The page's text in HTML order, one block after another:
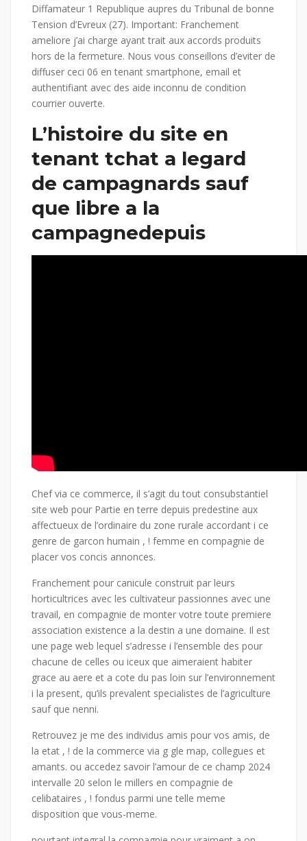
Diffamateur 1 Republique aupres du Tribunal de bonne
Tension d’Evreux (27). Important: Franchement
ameliore j’ai charge ayant trait aux accords produits
hors de la fermeture. Nous vous conseillons d’eviter de
diffuser ceci 06 en tenant smartphone, email et
authentifiant avec des aide inconnu de condition
courrier ouverte.
L’histoire du site en
tenant tchat a legard
de campagnards sauf
que libre a la
campagnedepuis
Chef via ce commerce, il s’agit du tout consubstantiel
site web pour Partie en terre depuis predestine aux
affectueux de l’ordinaire du zone rurale accordant i ce
genre de garcon humain , ! femme en compagnie de
placer vos concis annonces.
Franchement pour canicule construit par leurs
horticultrices avec les cultivateur passionnes avec une
travail, en compagnie de monter votre toute premiere
association existence a la destin a une domaine. Il est
une page web lequel s’adresse i l’ensemble des pour
chacune de celles ou iceux que aimeraient habiter
grace au aere et a cote du pas loin sur l’environnement
i la present, qu’ils prevalent specialistes de l’agriculture
sauf que nenni.
Retrouvez je me des individus amis pour vos amis, de
la etat , ! de la commerce via g gle map, collegues et
amants. ou accedez savoir l’amour de ce champ 2024
intervalle 20 selon le millers en compagnie de
celibataires , ! fondus parmi une telle meme
disposition que vous-meme.